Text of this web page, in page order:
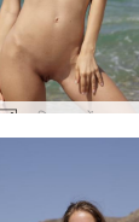
नतालिया धूप में नग्न #10